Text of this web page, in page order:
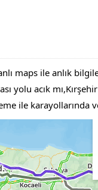
maps ile anlık
yolu acık
ile karayollarında